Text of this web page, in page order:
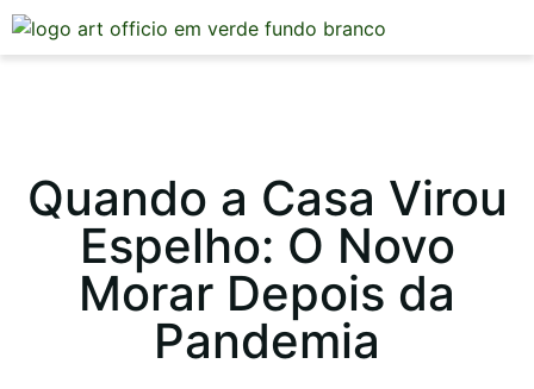
Quando a Casa Virou
Espelho: O Novo
Morar Depois da
Pandemia